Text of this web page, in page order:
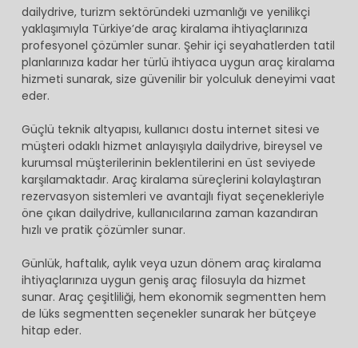
06-
06
13:34
Kiralama
Promosyon
Kodu
Düzenle
dailydrive, turizm sektöründeki uzmanlığı ve yenilikçi
yaklaşımıyla Türkiye’de araç kiralama ihtiyaçlarınıza
profesyonel çözümler sunar. Şehir içi seyahatlerden tatil
planlarınıza kadar her türlü ihtiyaca uygun araç kiralama
hizmeti sunarak, size güvenilir bir yolculuk deneyimi vaat
eder.
Güçlü teknik altyapısı, kullanıcı dostu internet sitesi ve
müşteri odaklı hizmet anlayışıyla dailydrive, bireysel ve
kurumsal müşterilerinin beklentilerini en üst seviyede
karşılamaktadır. Araç kiralama süreçlerini kolaylaştıran
rezervasyon sistemleri ve avantajlı fiyat seçenekleriyle
öne çıkan dailydrive, kullanıcılarına zaman kazandıran
hızlı ve pratik çözümler sunar.
Günlük, haftalık, aylık veya uzun dönem araç kiralama
ihtiyaçlarınıza uygun geniş araç filosuyla da hizmet
sunar. Araç çeşitliliği, hem ekonomik segmentten hem
de lüks segmentten seçenekler sunarak her bütçeye
hitap eder.